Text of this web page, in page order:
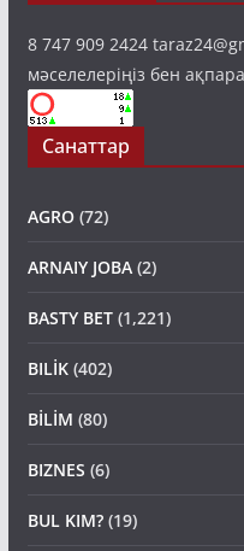
8 747 909 2424
мәселелеріңіз бен
Санаттар
AGRO(72)
ARNAIY JOBA(2)
BASTY BET(1,221)
BILİK(402)
BİLİM (80)
BIZNES (6)
BUL KIM?(19)